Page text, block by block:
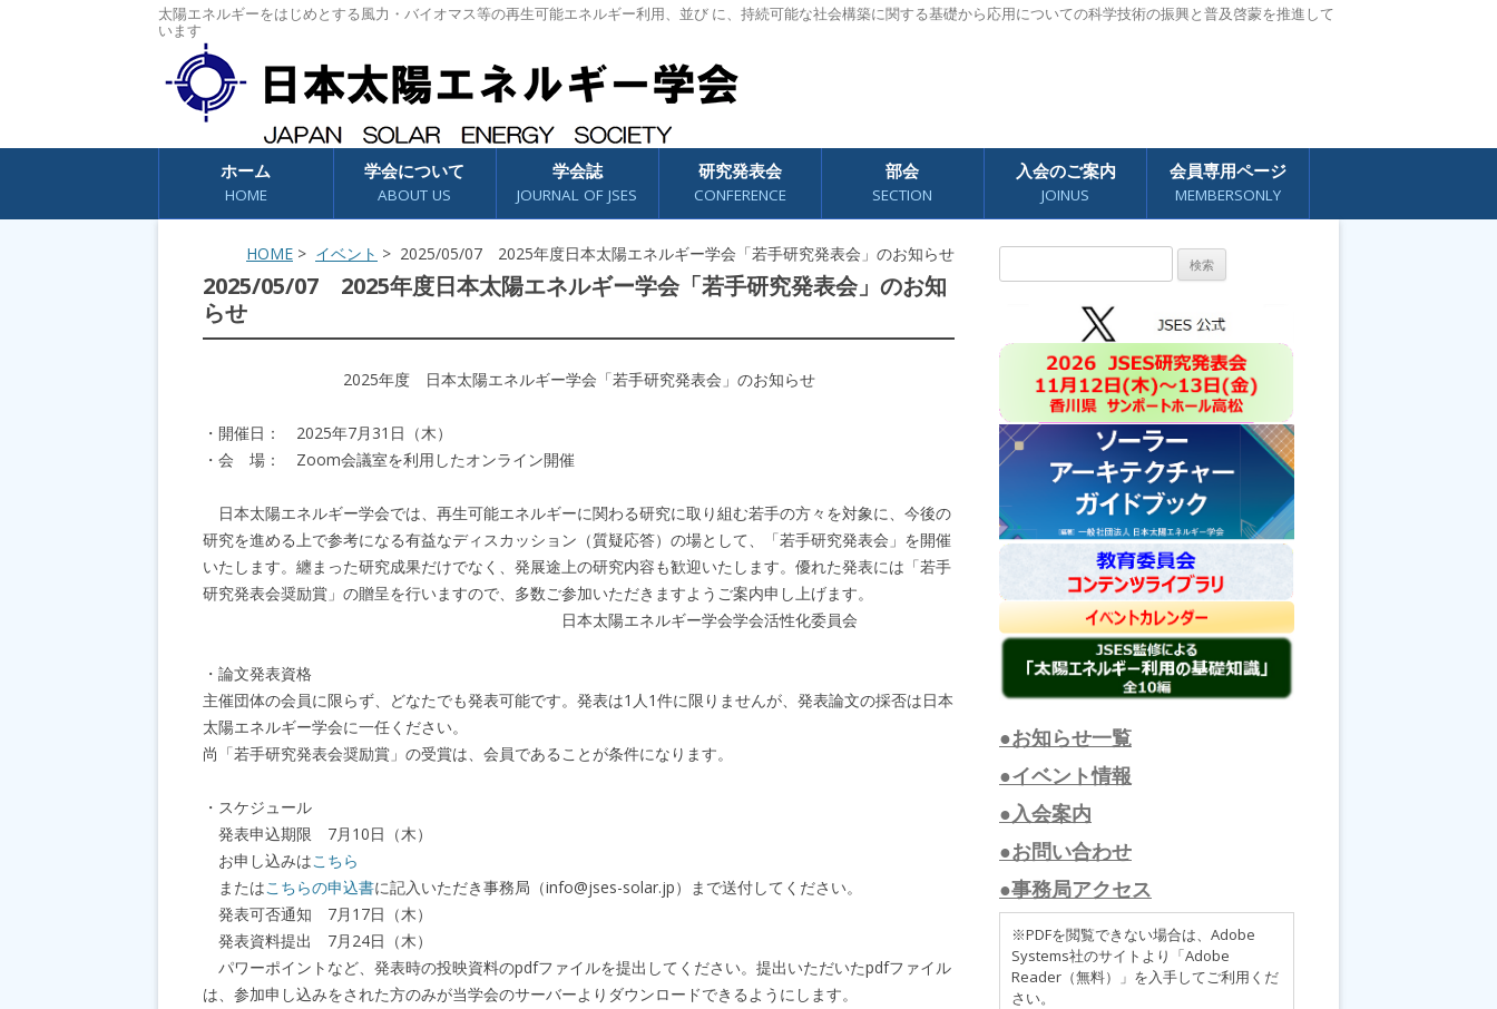
太陽エネルギーをはじめとする風力・バイオマス等の再生可能エネルギー利用、並び に、持続可能な社会構築に関する基礎から応用についての科学技術の振興と普及啓蒙を推進して
います
コンテンツへスキップ
ホーム
HOME
学会について
ABOUT US
学会誌
JOURNAL OF JSES
研究発表会
CONFERENCE
部会
SECTION
入会のご案内
JOINUS
会員専用ページ
MEMBERSONLY
HOME > イベント > 2025/05/07 2025年度日本太陽エネルギー学会「若手研究発表会」のお知らせ
2025/05/07 2025年度日本太陽エネルギー学会「若手研究発表会」のお知
らせ
2025年度 日本太陽エネルギー学会「若手研究発表会」のお知らせ
・開催日： 2025年7月31日（木）
・会 場： Zoom会議室を利用したオンライン開催
日本太陽エネルギー学会では、再生可能エネルギーに関わる研究に取り組む若手の方々を対象に、今後の
研究を進める上で参考になる有益なディスカッション（質疑応答）の場として、「若手研究発表会」を開催
いたします。纏まった研究成果だけでなく、発展途上の研究内容も歓迎いたします。優れた発表には「若手
研究発表会奨励賞」の贈呈を行いますので、多数ご参加いただきますようご案内申し上げます。
日本太陽エネルギー学会学会活性化委員会
・論文発表資格
主催団体の会員に限らず、どなたでも発表可能です。発表は1人1件に限りませんが、発表論文の採否は日本
太陽エネルギー学会に一任ください。
尚「若手研究発表会奨励賞」の受賞は、会員であることが条件になります。
・スケジュール
発表申込期限 7月10日（木）
お申し込みはこちら
またはこちらの申込書に記入いただき事務局（info@jses-solar.jp）まで送付してください。
発表可否通知 7月17日（木）
発表資料提出 7月24日（木）
パワーポイントなど、発表時の投映資料のpdfファイルを提出してください。提出いただいたpdfファイル
は、参加申し込みをされた方のみが当学会のサーバーよりダウンロードできるようにします。
索:
●お知らせ一覧
●イベント情報
●入会案内
●お問い合わせ
●事務局アクセス
※PDFを閲覧できない場合は、Adobe
Systems社のサイトより「Adobe
Reader（無料）」を入手してご利用くだ
さい。